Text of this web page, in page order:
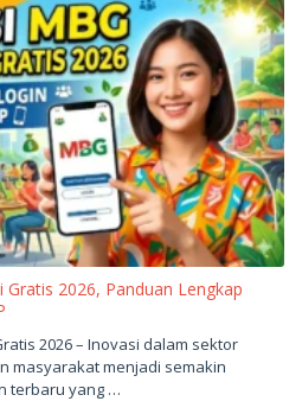
2026, Panduan Lengkap
2026 – Inovasi dalam sektor
masyarakat menjadi semakin
terbaru yang …